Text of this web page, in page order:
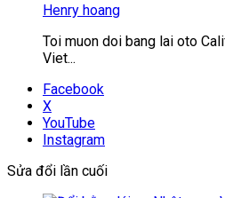
Henry hoang
Toi muon doi bang lai oto
Viet...
Facebook
X
YouTube
Instagram
Sửa đổi lần cuối